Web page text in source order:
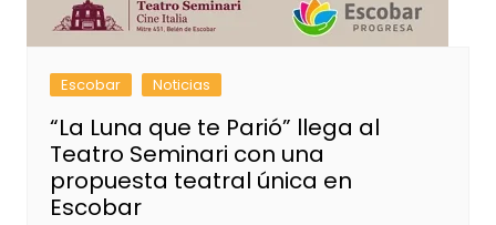
Escobar Noticias
“La Luna que te Parió” llega al
Teatro Seminari con una
propuesta teatral única en
Escobar